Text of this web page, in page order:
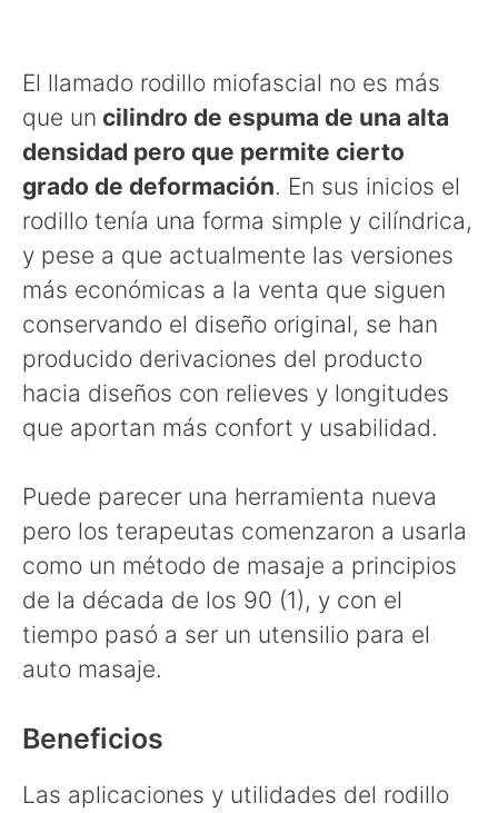
El llamado rodillo miofascial no es más
que un cilindro de espuma de una alta
densidad pero que permite cierto
grado de deformación. En sus inicios el
rodillo tenía una forma simple y cilíndrica,
y pese a que actualmente las versiones
más económicas a la venta que siguen
conservando el diseño original, se han
producido derivaciones del producto
hacia diseños con relieves y longitudes
que aportan más confort y usabilidad.
Puede parecer una herramienta nueva
pero los terapeutas comenzaron a usarla
como un método de masaje a principios
de la década de los 90 (1), y con el
tiempo pasó a ser un utensilio para el
auto masaje.
Beneficios
Las aplicaciones y utilidades del rodillo